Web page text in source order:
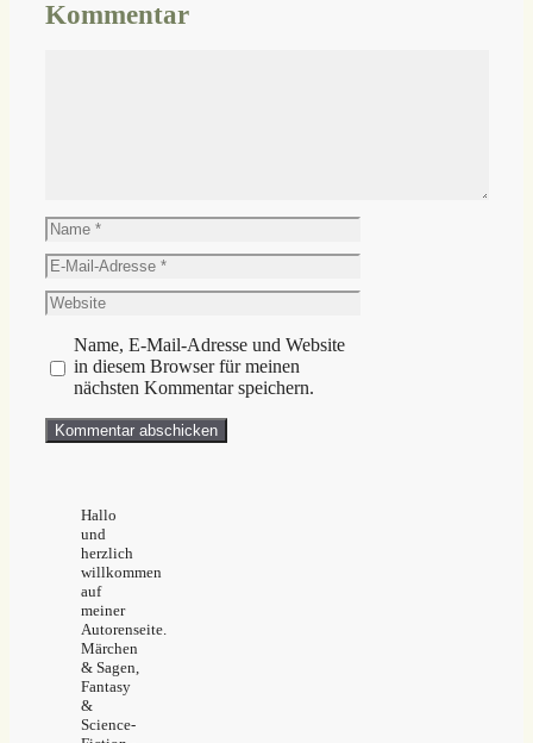
Kommentar
Name
E-
Mail-
Adresse
Website
Name, E-Mail-Adresse und Website
in diesem Browser für meinen
nächsten Kommentar speichern.
Hallo
und
herzlich
willkommen
auf
meiner
Autorenseite.
Märchen
& Sagen,
Fantasy
&
Science-